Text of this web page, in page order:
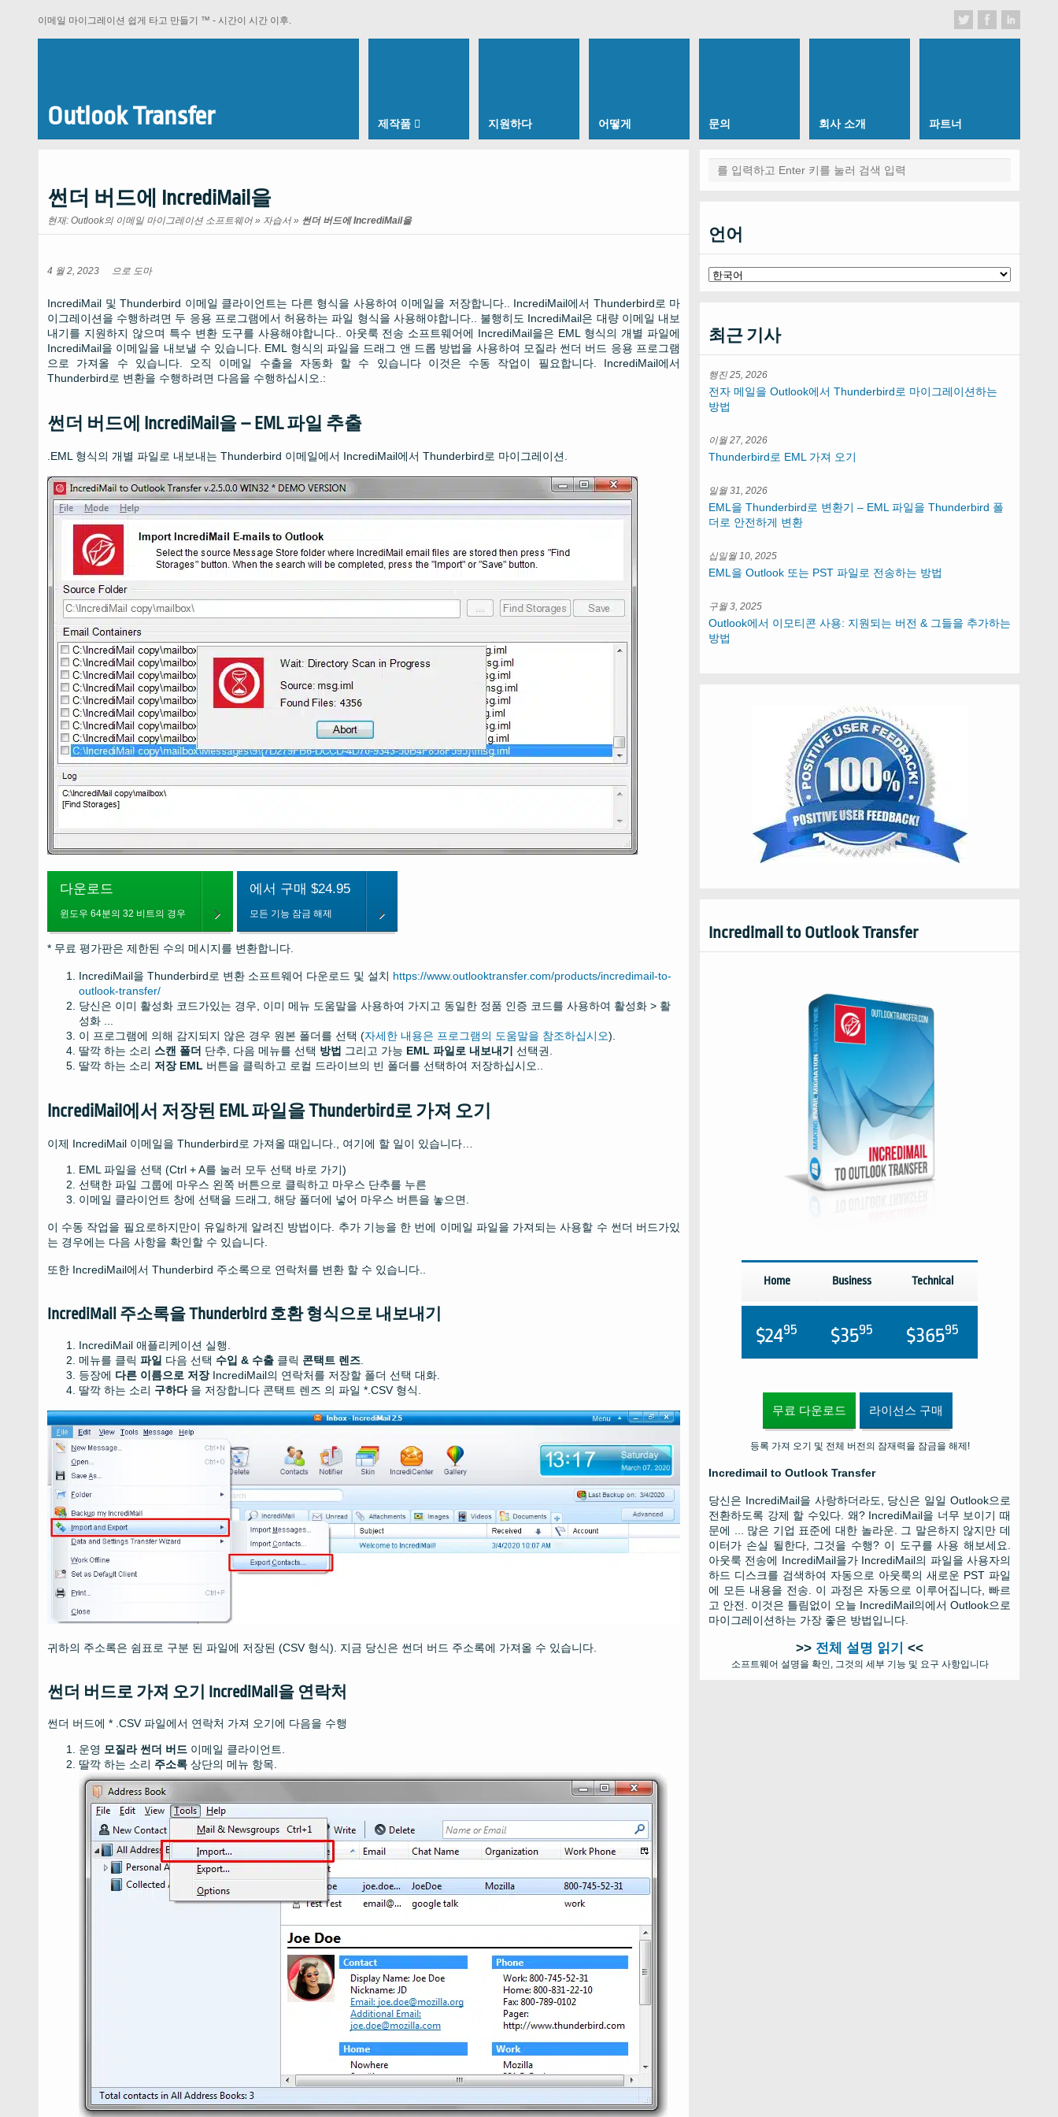
이메일 마이그레이션 쉽게 타고 만들기 ™ - 시간이 시간 이후.
Outlook Transfer 제작품 지원하다 어떻게 문의 회사 소개 파트너
썬더 버드에 IncrediMail을
현재: Outlook의 이메일 마이그레이션 소프트웨어 » 자습서 » 썬더 버드에 IncrediMail을
4 월 2, 2023 으로 도마
IncrediMail 및 Thunderbird 이메일 클라이언트는 다른 형식을 사용하여 이메일을 저장합니다.. IncrediMail에서 Thunderbird로 마
이그레이션을 수행하려면 두 응용 프로그램에서 허용하는 파일 형식을 사용해야합니다.. 불행히도 IncrediMail은 대량 이메일 내보
내기를 지원하지 않으며 특수 변환 도구를 사용해야합니다.. 아웃룩 전송 소프트웨어에 IncrediMail을은 EML 형식의 개별 파일에
IncrediMail을 이메일을 내보낼 수 있습니다. EML 형식의 파일을 드래그 앤 드롭 방법을 사용하여 모질라 썬더 버드 응용 프로그램
으로 가져올 수 있습니다. 오직 이메일 수출을 자동화 할 수 있습니다 이것은 수동 작업이 필요합니다. IncrediMail에서
Thunderbird로 변환을 수행하려면 다음을 수행하십시오.:
썬더 버드에 IncrediMail을 – EML 파일 추출
.EML 형식의 개별 파일로 내보내는 Thunderbird 이메일에서 IncrediMail에서 Thunderbird로 마이그레이션.
다운로드
윈도우 64분의 32 비트의 경우
에서 구매 $24.95
모든 기능 잠금 해제
* 무료 평가판은 제한된 수의 메시지를 변환합니다.
IncrediMail을 Thunderbird로 변환 소프트웨어 다운로드 및 설치 https://www.outlooktransfer.com/products/incredimail-to-
outlook-transfer/
당신은 이미 활성화 코드가있는 경우, 이미 메뉴 도움말을 사용하여 가지고 동일한 정품 인증 코드를 사용하여 활성화 > 활
성화 ...
이 프로그램에 의해 감지되지 않은 경우 원본 폴더를 선택 (자세한 내용은 프로그램의 도움말을 참조하십시오).
딸깍 하는 소리 스캔 폴더 단추, 다음 메뉴를 선택 방법 그리고 가능 EML 파일로 내보내기
선택권.
딸깍 하는 소리 저장 EML 버튼을 클릭하고 로컬 드라이브의 빈 폴더를 선택하여 저장하십시오..
IncrediMail에서 저장된 EML 파일을 Thunderbird로 가져 오기
이제 IncrediMail 이메일을 Thunderbird로 가져올 때입니다., 여기에 할 일이 있습니다…
EML 파일을 선택 (Ctrl + A를 눌러 모두 선택 바로 가기)
선택한 파일 그룹에 마우스 왼쪽 버튼으로 클릭하고 마우스 단추를 누른
이메일 클라이언트 창에 선택을 드래그, 해당 폴더에 넣어 마우스 버튼을 놓으면.
이 수동 작업을 필요로하지만이 유일하게 알려진 방법이다. 추가 기능을 한 번에 이메일 파일을 가져되는 사용할 수 썬더 버드가있
는 경우에는 다음 사항을 확인할 수 있습니다.
또한 IncrediMail에서 Thunderbird 주소록으로 연락처를 변환 할 수 있습니다..
IncrediMail 주소록을 Thunderbird 호환 형식으로 내보내기
IncrediMail 애플리케이션 실행.
메뉴를 클릭 파일 다음 선택 수입 & 수출 클릭 콘택트 렌즈
등장에 다른 이름으로 저장IncrediMail의 연락처를 저장할 폴더 선택 대화.
딸깍 하는 소리 구하다을 저장합니다 콘택트 렌즈 의 파일 *. CSV 형식
귀하의 주소록은 쉼표로 구분 된 파일에 저장된 (CSV 형식). 지금 당신은 썬더 버드 주소록에 가져올 수 있습니다.
썬더 버드로 가져 오기 IncrediMail을 연락처
썬더 버드에 * .CSV 파일에서 연락처 가져 오기에 다음을 수행
운영 모질라 썬더 버드 이메일 클라이언트.
딸깍 하는 소리 주소록 상단의 메뉴 항목.
언어
최근 기사
행진 25, 2026
전자 메일을 Outlook에서 Thunderbird로 마이그레이션하는
방법
이월 27, 2026
Thunderbird로 EML 가져 오기
일월 31, 2026
EML을 Thunderbird로 변환기 – EML 파일을 Thunderbird 폴
더로 안전하게 변환
십일월 10, 2025
EML을 Outlook 또는 PST 파일로 전송하는 방법
구월 3, 2025
Outlook에서 이모티콘 사용: 지원되는 버전 & 그들을 추가하는
방법
Incredimail to Outlook Transfer
Home
$2495
Business
$3595
Technical
$36595
무료 다운로드 라이선스 구매
등록 가져 오기 및 전체 버전의 잠재력을 잠금을 해제!
Incredimail to Outlook Transfer
당신은 IncrediMail을 사랑하더라도, 당신은 일일 Outlook으로
전환하도록 강제 할 수있다. 왜? IncrediMail을 너무 보이기 때
문에 ... 많은 기업 표준에 대한 놀라운. 그 말은하지 않지만 데
이터가 손실 될한다, 그것을 수행? 이 도구를 사용 해보세요.
아웃룩 전송에 IncrediMail을가 IncrediMail의 파일을 사용자의
하드 디스크를 검색하여 자동으로 아웃룩의 새로운 PST 파일
에 모든 내용을 전송. 이 과정은 자동으로 이루어집니다, 빠르
고 안전. 이것은 틀림없이 오늘 IncrediMail의에서 Outlook으로
마이그레이션하는 가장 좋은 방법입니다.
>> 전체 설명 읽기 <<
소프트웨어 설명을 확인, 그것의 세부 기능 및 요구 사항입니다